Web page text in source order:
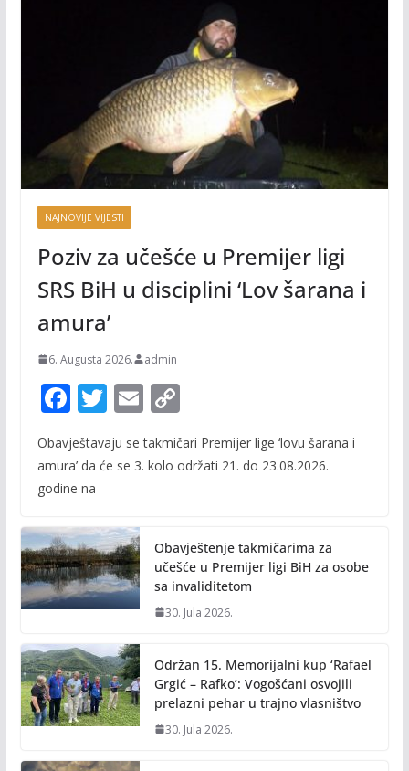
NAJNOVIJE VIJESTI
Poziv za učešće u Premijer ligi
SRS BiH u disciplini ‘Lov šarana i
amura’
6. Augusta 2026. admin
F
e
b
o
k
T
itt
E
ai
C
p
n
k
Obavještavaju se takmičari Premijer lige ‘lovu šarana i
amura’ da će se 3. kolo održati 21. do 23.08.2026.
godine na
Obavještenje takmičarima za
učešće u Premijer ligi BiH za osobe
sa invaliditetom
30. Jula 2026.
Održan 15. Memorijalni kup ‘Rafael
Grgić – Rafko’: Vogošćani osvojili
prelazni pehar u trajno vlasništvo
30. Jula 2026.